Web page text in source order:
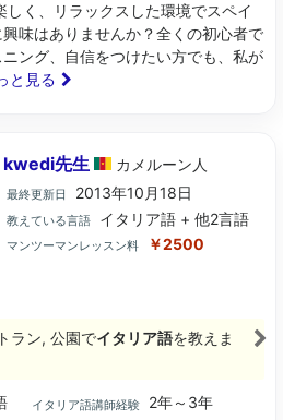
しく、リラックスした環境でスペイ
味はありませんか？全くの初心者で
ング、自信をつけたい方でも、私が
と見る
kwedi先生 カメルーン 人
最終更新日 2013年10月18日
教えている言語 イタリア語 + 他2言語
マンツーマンレッスン料 ￥2500
ラン, 公園でイタリア語を教えま
イタリア語講師経験
2年～3年